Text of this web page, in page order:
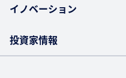
イノベーション
投資家情報